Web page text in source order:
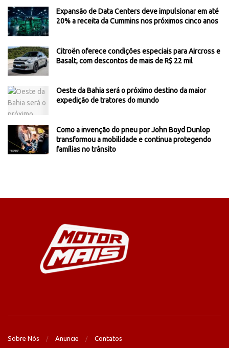
Expansão de Data Centers deve impulsionar em até
20% a receita da Cummins nos próximos cinco anos
Citroën oferece condições especiais para Aircross e
Basalt, com descontos de mais de R$ 22 mil
Oeste da Bahia será o próximo destino da maior
expedição de tratores do mundo
Como a invenção do pneu por John Boyd Dunlop
transformou a mobilidade e continua protegendo
famílias no trânsito
Sobre Nós Anuncie Contatos